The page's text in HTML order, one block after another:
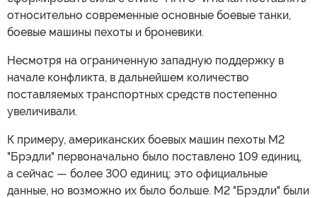
относительно современные основные боевые танки,
боевые машины пехоты и броневики.
Несмотря на ограниченную западную поддержку в
начале конфликта, в дальнейшем количество
поставляемых транспортных средств постепенно
увеличивали.
К примеру, американских боевых машин пехоты M2
"Брэдли" первоначально было поставлено 109 единиц,
а сейчас — более 300 единиц; это официальные
данные, но возможно их было больше. M2 "Брэдли" были